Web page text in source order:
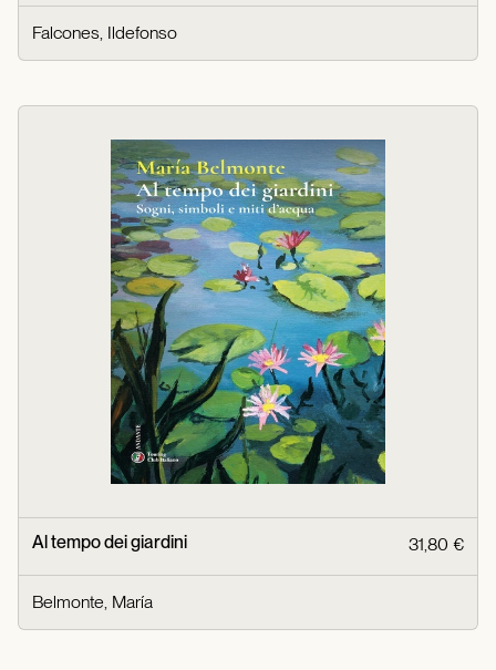
Falcones, Ildefonso
Al tempo dei giardini 31,80 €
Belmonte, María